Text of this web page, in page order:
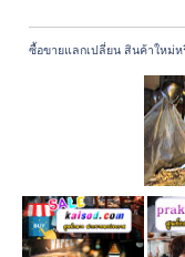
ซื้อขายแลกเปลี่ยน สินค้าใหม่